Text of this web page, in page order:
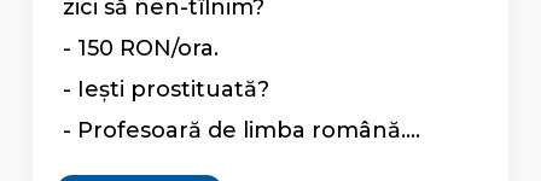
zici să nen-tîlnim?
- 150 RON/ora.
- Ieşti prostituată?
- Profesoară de limba română....